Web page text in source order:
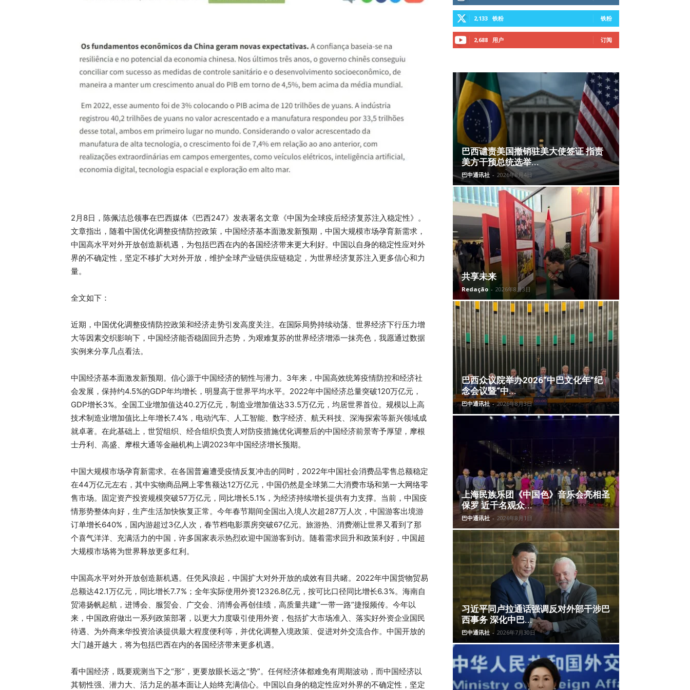
2月8日，陈佩洁总领事在巴西媒体《巴西247》发表署名文章《中国为全球疫后经济复苏注入稳定性》。
文章指出，随着中国优化调整疫情防控政策，中国经济基本面激发新预期，中国大规模市场孕育新需求，
中国高水平对外开放创造新机遇，为包括巴西在内的各国经济带来更大利好。中国以自身的稳定性应对外
界的不确定性，坚定不移扩大对外开放，维护全球产业链供应链稳定，为世界经济复苏注入更多信心和力
量。
全文如下：
近期，中国优化调整疫情防控政策和经济走势引发高度关注。在国际局势持续动荡、世界经济下行压力增
大等因素交织影响下，中国经济能否稳固回升态势，为艰难复苏的世界经济增添一抹亮色，我愿通过数据
实例来分享几点看法。
中国经济基本面激发新预期。信心源于中国经济的韧性与潜力。3年来，中国高效统筹疫情防控和经济社
会发展，保持约4.5%的GDP年均增长，明显高于世界平均水平。2022年中国经济总量突破120万亿元，
GDP增长3%。全国工业增加值达40.2万亿元，制造业增加值达33.5万亿元，均居世界首位。规模以上高
技术制造业增加值比上年增长7.4%，电动汽车、人工智能、数字经济、航天科技、深海探索等新兴领域成
就卓著。在此基础上，世贸组织、经合组织负责人对防疫措施优化调整后的中国经济前景寄予厚望，摩根
士丹利、高盛、摩根大通等金融机构上调2023年中国经济增长预期。
中国大规模市场孕育新需求。在各国普遍遭受疫情反复冲击的同时，2022年中国社会消费品零售总额稳定
在44万亿元左右，其中实物商品网上零售额达12万亿元，中国仍然是全球第二大消费市场和第一大网络零
售市场。固定资产投资规模突破57万亿元，同比增长5.1%，为经济持续增长提供有力支撑。当前，中国疫
情形势整体向好，生产生活加快恢复正常。今年春节期间全国出入境人次超287万人次，中国游客出境游
订单增长640%，国内游超过3亿人次，春节档电影票房突破67亿元。旅游热、消费潮让世界又看到了那
个喜气洋洋、充满活力的中国，许多国家表示热烈欢迎中国游客到访。随着需求回升和政策利好，中国超
大规模市场将为世界释放更多红利。
中国高水平对外开放创造新机遇。任凭风浪起，中国扩大对外开放的成效有目共睹。2022年中国货物贸易
总额达42.1万亿元，同比增长7.7%；全年实际使用外资12326.8亿元，按可比口径同比增长6.3%。海南自
贸港扬帆起航，进博会、服贸会、广交会、消博会再创佳绩，高质量共建“一带一路”捷报频传。今年以
来，中国政府做出一系列政策部署，以更大力度吸引使用外资，包括扩大市场准入、落实好外资企业国民
待遇、为外商来华投资洽谈提供最大程度便利等，并优化调整入境政策、促进对外交流合作。中国开放的
大门越开越大，将为包括巴西在内的各国经济带来更多机遇。
看中国经济，既要观测当下之“形”，更要放眼长远之“势”。任何经济体都难免有周期波动，而中国经济以
其韧性强、潜力大、活力足的基本面让人始终充满信心。中国以自身的稳定性应对外界的不确定性，坚定
2,133 铁粉 铁粉
2,688 用户 订阅
巴西谴责美国撤销驻美大使签证 指责
美方干预总统选举...
巴中通讯社 - 2026年8月4日
共享未来
Redação - 2026年8月3日
巴西众议院举办2026“中巴文化年”纪
念会议暨“中...
巴中通讯社 - 2026年8月3日
上海民族乐团《中国色》音乐会亮相圣
保罗 近千名观众...
巴中通讯社 - 2026年8月1日
习近平同卢拉通话强调反对外部干涉巴
西事务 深化中巴...
巴中通讯社 - 2026年7月30日